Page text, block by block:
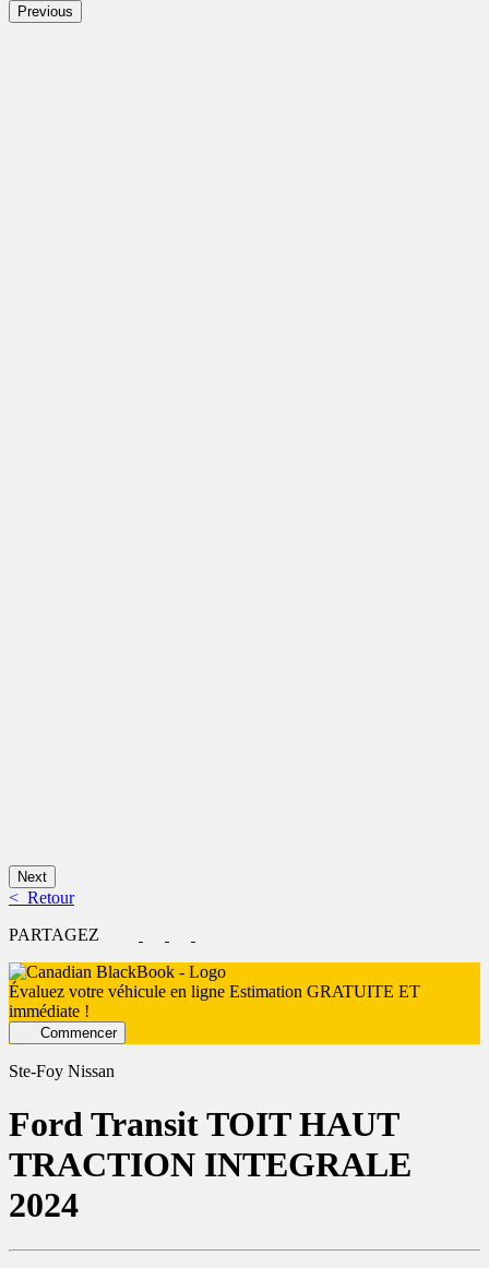
Previous
Next
< Retour
PARTAGEZ
Évaluez votre véhicule en ligne Estimation GRATUITE ET
immédiate !
Commencer
Ste-Foy Nissan
FordTransit TOIT HAUT
TRACTION INTEGRALE
2024